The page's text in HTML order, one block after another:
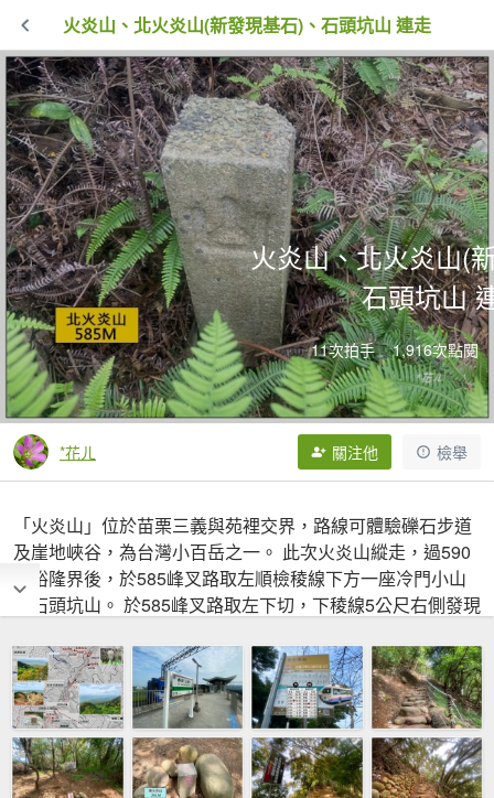
火炎山、北火炎山(新發現基石)、石頭坑山 連走
火炎山、北火炎山(
石頭坑山
11次拍手 1,916次點閱
*花ㄦ 關注他 檢舉
「火炎山」位於苗栗三義與苑裡交界，路線可體驗礫石步道
及崖地峽谷，為台灣小百岳之一。 此次火炎山縱走，過590
峰裕隆界後，於585峰叉路取左順檢稜線下方一座冷門小山
頭石頭坑山。 於585峰叉路取左下切，下稜線5公尺右側發現